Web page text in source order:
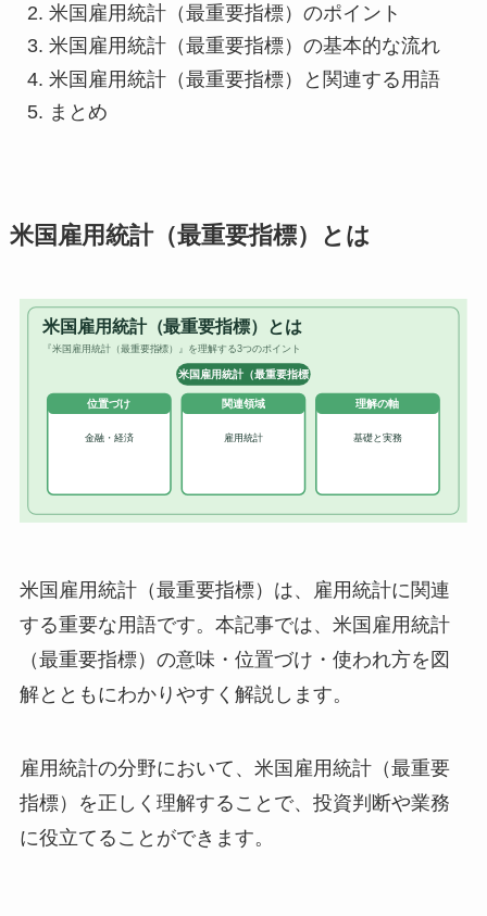
米国雇用統計（最重要指標）のポイント
米国雇用統計（最重要指標）の基本的な流れ
米国雇用統計（最重要指標）と関連する用語
まとめ
米国雇用統計（最重要指標）とは
米国雇用統計（最重要指標）は、雇用統計に関連
する重要な用語です。本記事では、米国雇用統計
（最重要指標）の意味・位置づけ・使われ方を図
解とともにわかりやすく解説します。
雇用統計の分野において、米国雇用統計（最重要
指標）を正しく理解することで、投資判断や業務
に役立てることができます。